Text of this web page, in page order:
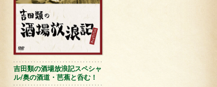
吉田類の酒場放浪記スペシャ
ル/奥の酒道・芭蕉と呑む！